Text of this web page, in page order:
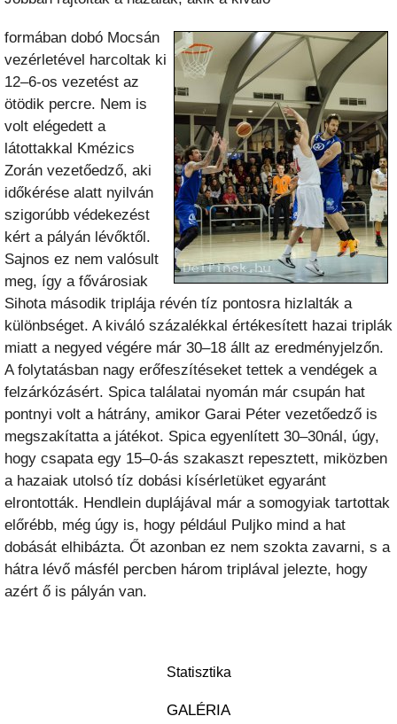
formában dobó Mocsán
vezérletével harcoltak ki
12–6-os vezetést az
ötödik percre. Nem is
volt elégedett a
látottakkal Kmézics
Zorán vezetőedző, aki
időkérése alatt nyilván
szigorúbb védekezést
kért a pályán lévőktől.
Sajnos ez nem valósult
meg, így a fővárosiak
Sihota második triplája révén tíz pontosra hizlalták a
különbséget. A kiváló százalékkal értékesített hazai triplák
miatt a negyed végére már 30–18 állt az eredményjelzőn.
A folytatásban nagy erőfeszítéseket tettek a vendégek a
felzárkózásért. Spica találatai nyomán már csupán hat
pontnyi volt a hátrány, amikor Garai Péter vezetőedző is
megszakítatta a játékot. Spica egyenlített 30–30nál, úgy,
hogy csapata egy 15–0-ás szakaszt repesztett, miközben
a hazaiak utolsó tíz dobási kísérletüket egyaránt
elrontották. Hendlein duplájával már a somogyiak tartottak
előrébb, még úgy is, hogy például Puljko mind a hat
dobását elhibázta. Őt azonban ez nem szokta zavarni, s a
hátra lévő másfél percben három triplával jelezte, hogy
azért ő is pályán van.
Statisztika
GALÉRIA